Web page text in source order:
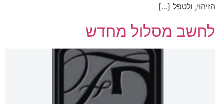
הזיהוי, ולטפל […]
לחשב מסלול מחדש